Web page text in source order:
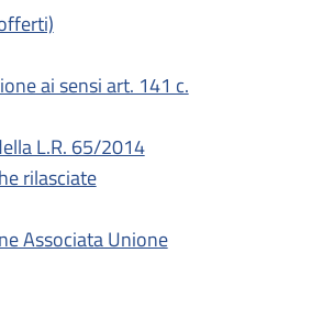
ai sensi art. 141 c.
L.R. 65/2014
rilasciate
Associata Unione